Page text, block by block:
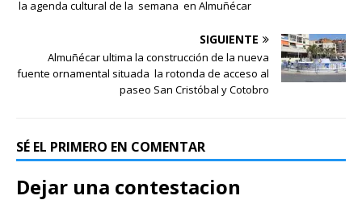
la agenda cultural de la semana en Almuñécar
SIGUIENTE
Almuñécar ultima la construcción de la nueva
fuente ornamental situada la rotonda de acceso al
paseo San Cristóbal y Cotobro
SÉ EL PRIMERO EN COMENTAR
Dejar una contestacion